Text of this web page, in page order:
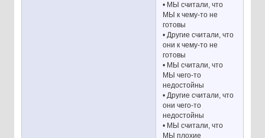
• МЫ считали, что
МЫ к чему-то не
готовы
• Другие считали, что
они к чему-то не
готовы
• МЫ считали, что
МЫ чего-то
недостойны
• Другие считали, что
они чего-то
недостойны
• МЫ считали, что
МЫ плохие